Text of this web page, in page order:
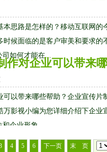
本思路是怎样的？移动互联网的
时候面临的是客户审美和要求的
司如何才能在...
作对企业可以带来
可以带来哪些帮助？企业宣传片
万影视小编为您详细介绍下企业
企业形象，...
4 5 6 下一页 末 页